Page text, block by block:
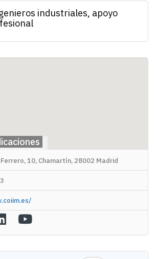
industriales, apoyo
10, Chamartín, 28002 Madrid